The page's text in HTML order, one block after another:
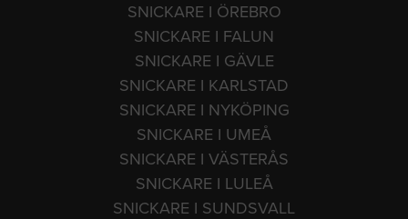
SNICKARE I ÖREBRO
SNICKARE I FALUN
SNICKARE I GÄVLE
SNICKARE I KARLSTAD
SNICKARE I NYKÖPING
SNICKARE I UMEÅ
SNICKARE I VÄSTERÅS
SNICKARE I LULEÅ
SNICKARE I SUNDSVALL